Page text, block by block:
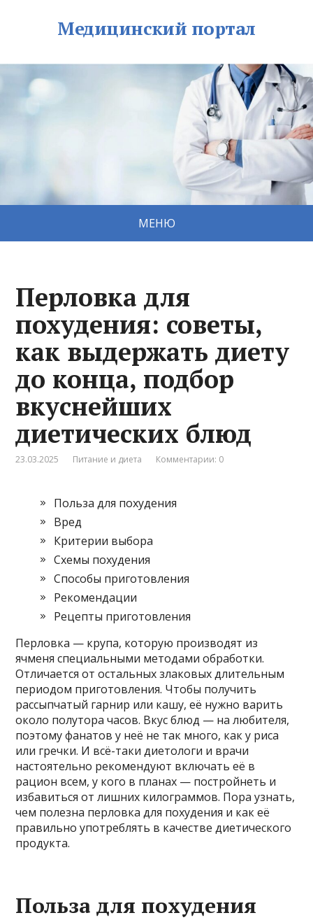
Медицинский портал
МЕНЮ
Перловка для
похудения: советы,
как выдержать диету
до конца, подбор
вкуснейших
диетических блюд
23.03.2025 Питание и диета Комментарии: 0
Польза для похудения
Вред
Критерии выбора
Схемы похудения
Способы приготовления
Рекомендации
Рецепты приготовления
Перловка — крупа, которую производят из
ячменя специальными методами обработки.
Отличается от остальных злаковых длительным
периодом приготовления. Чтобы получить
рассыпчатый гарнир или кашу, её нужно варить
около полутора часов. Вкус блюд — на любителя,
поэтому фанатов у неё не так много, как у риса
или гречки. И всё-таки диетологи и врачи
настоятельно рекомендуют включать её в
рацион всем, у кого в планах — постройнеть и
избавиться от лишних килограммов. Пора узнать,
чем полезна перловка для похудения и как её
правильно употреблять в качестве диетического
продукта.
Польза для похудения